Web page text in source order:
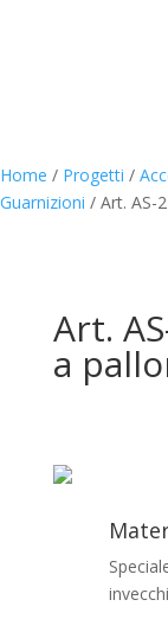
Home / Progetti /
Guarnizioni / Art. AS-
Art.
a